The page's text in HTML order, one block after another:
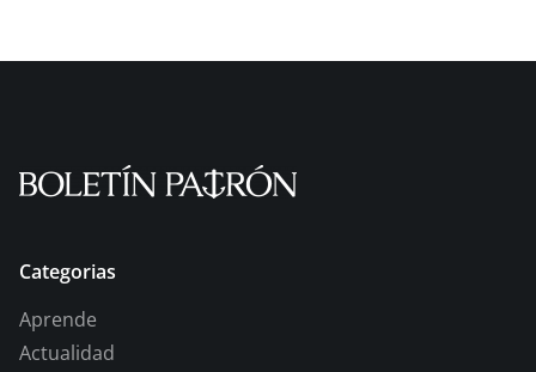
Categorias
Aprende
Actualidad